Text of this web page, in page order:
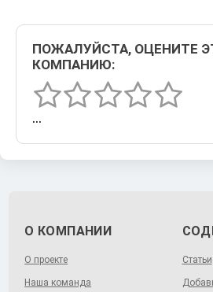
ПОЖАЛУЙСТА, ОЦЕНИТЕ
КОМПАНИЮ:
О КОМПАНИИ
О проекте
Наша команда
Статьи